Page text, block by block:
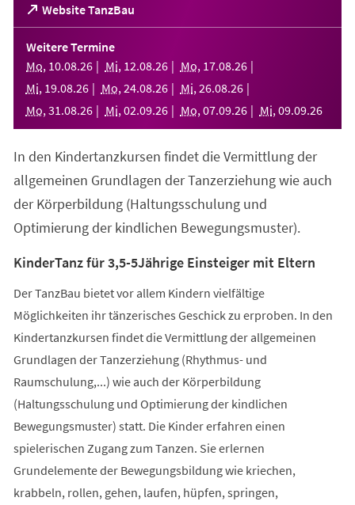
Website TanzBau
(Öffnet
in
einem
neuen
Tab)
Weitere Termine
Mo, 10.08.26 Mi, 12.08.26 Mo, 17.08.26
Mi, 19.08.26 Mo, 24.08.26 Mi, 26.08.26
Mo, 31 .08.26 Mi, 02.09.26 Mo, 07.09.26 Mi, 09.09.26
In den Kindertanzkursen findet die Vermittlung der
allgemeinen Grundlagen der Tanzerziehung wie auch
der Körperbildung (Haltungsschulung und
Optimierung der kindlichen Bewegungsmuster).
KinderTanz für 3,5-5Jährige Einsteiger mit Eltern
Der TanzBau bietet vor allem Kindern vielfältige
Möglichkeiten ihr tänzerisches Geschick zu erproben. In den
Kindertanzkursen findet die Vermittlung der allgemeinen
Grundlagen der Tanzerziehung (Rhythmus- und
Raumschulung,...) wie auch der Körperbildung
(Haltungsschulung und Optimierung der kindlichen
Bewegungsmuster) statt. Die Kinder erfahren einen
spielerischen Zugang zum Tanzen. Sie erlernen
Grundelemente der Bewegungsbildung wie kriechen,
krabbeln, rollen, gehen, laufen, hüpfen, springen,